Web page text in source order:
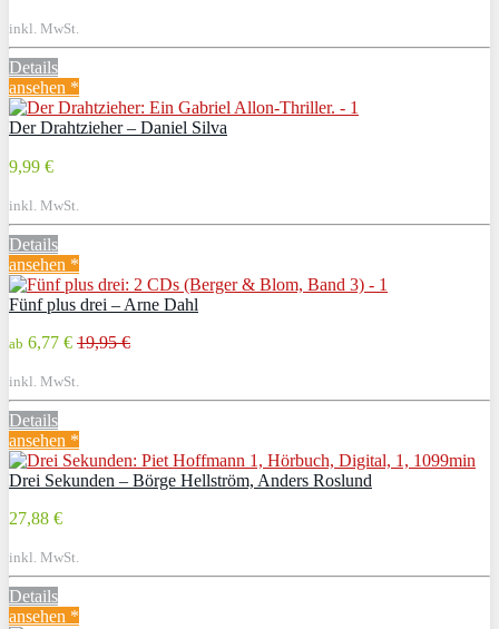
inkl. MwSt.
Details
ansehen *
Der Drahtzieher – Daniel Silva
9,99 €
inkl. MwSt.
Details
ansehen *
Fünf plus drei – Arne Dahl
ab 6,77 € 19,95 €
inkl. MwSt.
Details
ansehen *
Drei Sekunden – Börge Hellström, Anders Roslund
27,88 €
inkl. MwSt.
Details
ansehen *